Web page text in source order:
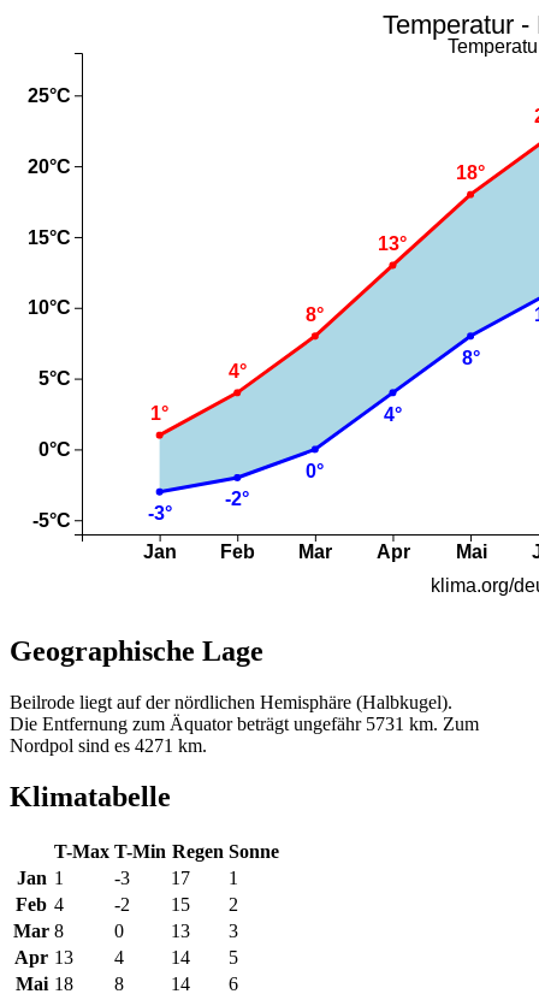
Geographische Lage
Beilrode liegt auf der nördlichen Hemisphäre (Halbkugel).
Die Entfernung zum Äquator beträgt ungefähr 5731 km. Zum
Nordpol sind es 4271 km.
Klimatabelle
T-Max T-Min Regen Sonne
Jan 1 -3 17
1
Feb 4 -2 15
2
Mar 8 0 13
3
Apr 13 4 14
5
Mai 18 8 14 6